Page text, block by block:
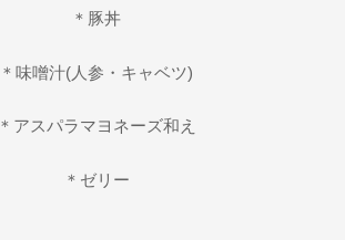
＊豚丼
＊味噌汁(人参・キャベツ)
＊アスパラマヨネーズ和え
＊ゼリー